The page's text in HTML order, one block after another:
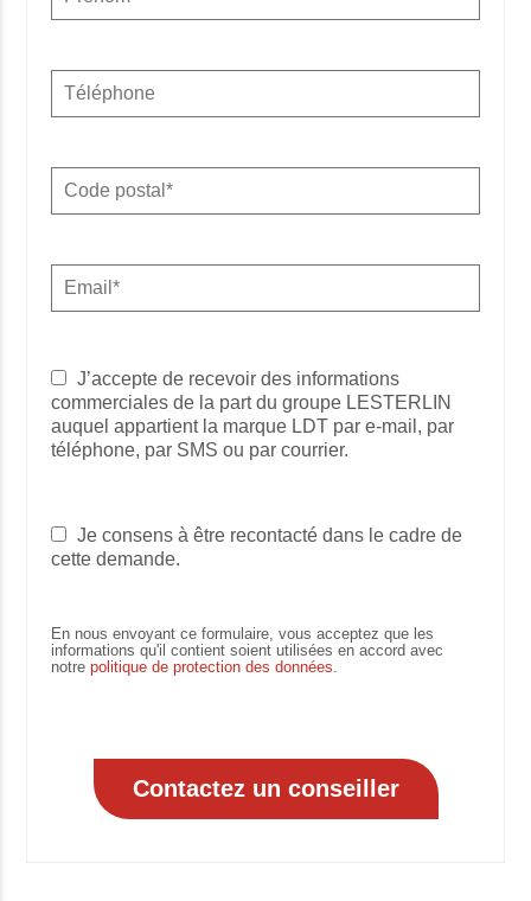
J’accepte de recevoir des informations
commerciales de la part du groupe LESTERLIN
auquel appartient la marque LDT par e-mail, par
téléphone, par SMS ou par courrier.
Je consens à être recontacté dans le cadre de
cette demande.
En nous envoyant ce formulaire, vous acceptez que les
informations qu'il contient soient utilisées en accord avec
notrepolitique de protection des données.